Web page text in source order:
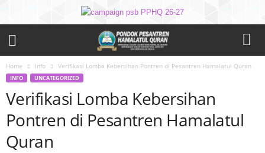
Home Info Verifikasi Lomba Kebersihan Pontren di Pesantren Hamalatul Quran
INFO UNCATEGORIZED
Verifikasi Lomba Kebersihan
Pontren di Pesantren Hamalatul
Quran